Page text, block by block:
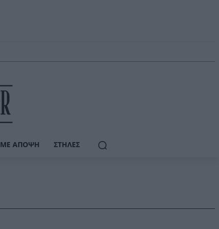
ΜΕ ΆΠΟΨΗ ΣΤΉΛΕΣ